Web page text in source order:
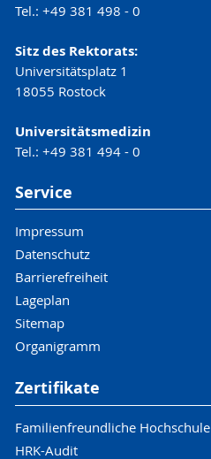
Tel.: +49 381 498 - 0
Sitz des Rektorats:
Universitätsplatz 1
18055 Rostock
Universitätsmedizin
Tel.: +49 381 494 - 0
Service
Impressum
Datenschutz
Barrierefreiheit
Lageplan
Sitemap
Organigramm
Zertifikate
Familienfreundliche Hochschule
HRK-Audit